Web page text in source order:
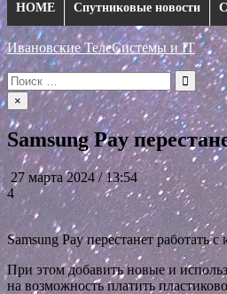
HOME
Спутниковые новости
Ивановские ТелеСистемы и IT
Искать:
×
Samsung Pay
27 марта 2024 / 13:54
4
Samsung Pay перестанет работать
При этом добавить новые и
на возможность платить